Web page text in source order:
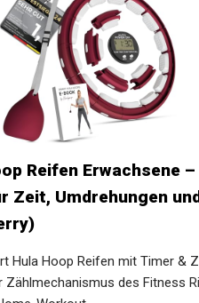
Reifen Erwachsene
Umdrehungen
Hula Hoop Reifen mit Timer &
Zählmechanismus des Fitness